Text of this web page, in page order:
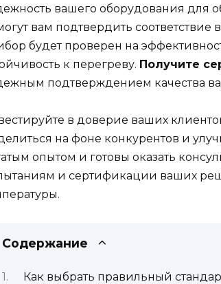
вашего оборудования для
вам подтвердить
будет проверен на
к перегреву. Получите
подтверждением качества
в доверие ваших
на фоне конкурентов и
опытом и готовы оказать
и сертификации ваших
Содержание
Как выбрать правильный